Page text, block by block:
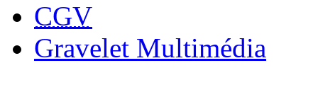
CGV
Gravelet Multimédia